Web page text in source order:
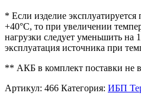
* Если изделие
+40°С, то при увеличении
нагрузки следует уменьшить на
эксплуатация источника при
** АКБ в комплект поставки не
Артикул: 466 Категория: ИБП